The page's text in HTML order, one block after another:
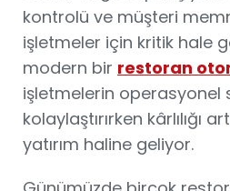
kontrolü ve müşteri
işletmeler için kritik hale
modern bir restoran
işletmelerin operasyonel
kolaylaştırırken kârlılığı
yatırım haline geliyor.